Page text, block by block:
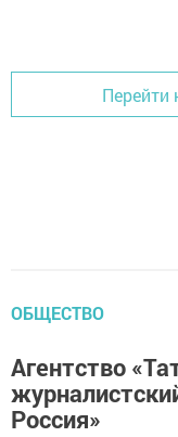
Перейти
ОБЩЕСТВО
Агентство
Россия»